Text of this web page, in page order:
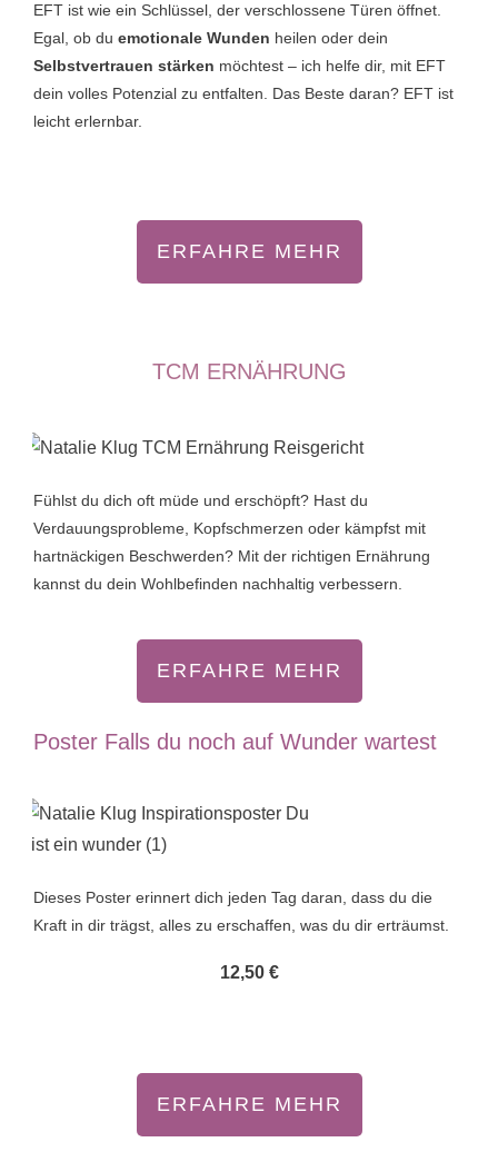
EFT ist wie ein Schlüssel, der verschlossene Türen öffnet.
Egal, ob du emotionale Wunden heilen oder dein
Selbstvertrauen stärken möchtest – ich helfe dir, mit EFT
dein volles Potenzial zu entfalten. Das Beste daran? EFT ist
leicht erlernbar.
ERFAHRE MEHR
TCM ERNÄHRUNG
Fühlst du dich oft müde und erschöpft? Hast du
Verdauungsprobleme, Kopfschmerzen oder kämpfst mit
hartnäckigen Beschwerden? Mit der richtigen Ernährung
kannst du dein Wohlbefinden nachhaltig verbessern.
ERFAHRE MEHR
Poster Falls du noch auf Wunder wartest
Dieses Poster erinnert dich jeden Tag daran, dass du die
Kraft in dir trägst, alles zu erschaffen, was du dir erträumst.
12,50 €
ERFAHRE MEHR